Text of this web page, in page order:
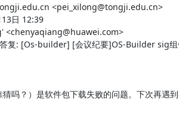
<pei_xilong@tongji.edu.cn>
日 12:39
<chenyaqiang@huawei.com>
复: [Os-builder] [会议纪要]OS-Builder sig组
吗？）是软件包下载失败的问题。下次再遇